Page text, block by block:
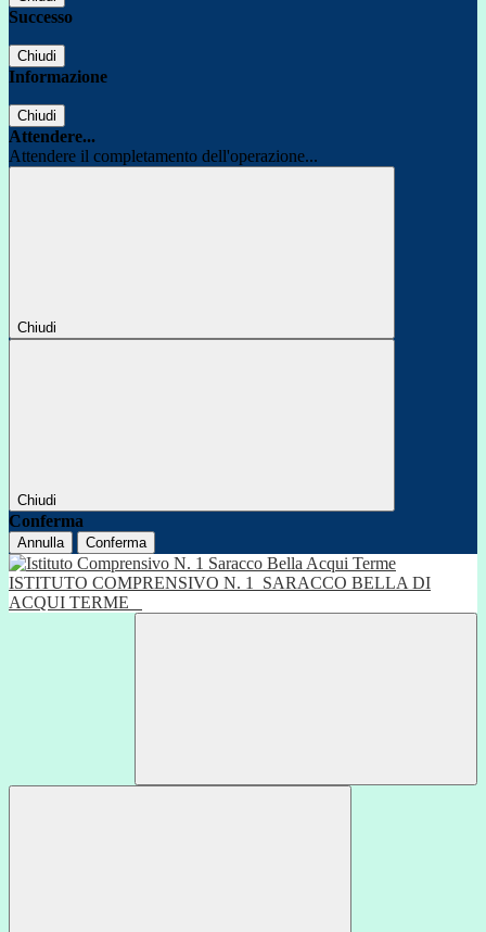
Successo
Chiudi
Informazione
Chiudi
Attendere...
Attendere il completamento dell'operazione...
Chiudi
Chiudi
Conferma
Annulla Conferma
ISTITUTO COMPRENSIVO N. 1
SARACCO BELLA DI
ACQUI TERME